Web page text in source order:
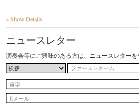
» Show Details
ニュースレター
演奏会等にご興味のある方は、ニュースレターを